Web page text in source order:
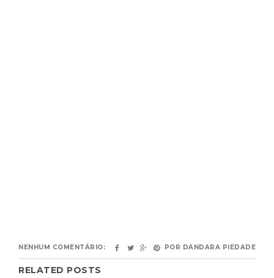
NENHUM COMENTÁRIO: POR DANDARA PIEDADE
RELATED POSTS